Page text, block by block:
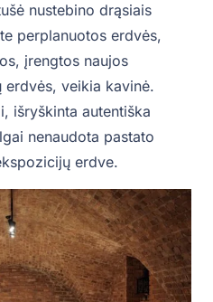
nustebino drąsiais
perplanuotos erdvės,
įrengtos naujos
veikia kavinė.
išryškinta autentiška
nenaudota pastato
erdve.